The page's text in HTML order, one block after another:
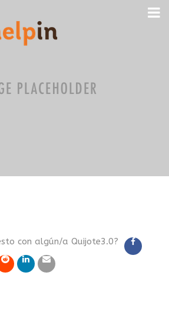
con algún/a Quijote3.0?